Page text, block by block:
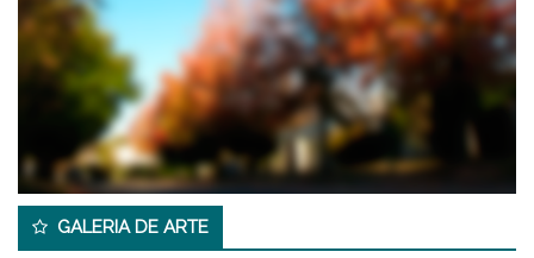
GALERIA DE ARTE